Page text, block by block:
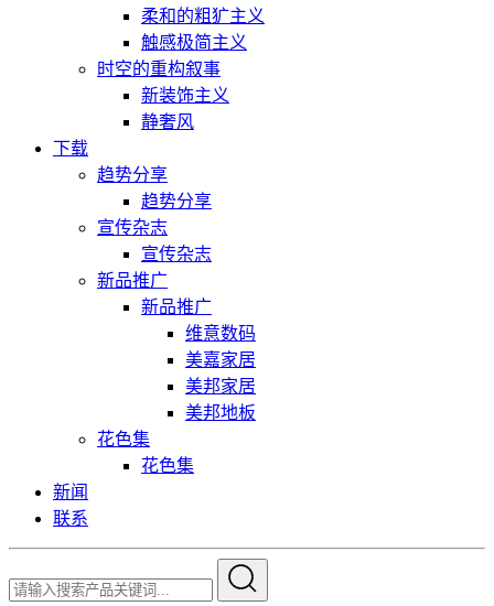
柔和的粗犷主义
触感极简主义
时空的重构叙事
新装饰主义
静奢风
下载
趋势分享
趋势分享
宣传杂志
宣传杂志
新品推广
新品推广
维意数码
美嘉家居
美邦家居
美邦地板
花色集
花色集
新闻
联系